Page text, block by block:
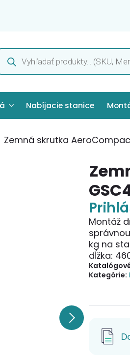
search
Nabíjacie stanice
Zemná skrutka
Montáž
kg na
dĺžka:
Kategórie: